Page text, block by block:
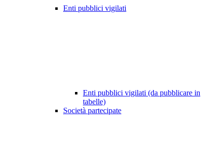
Enti pubblici vigilati
Enti pubblici vigilati (da pubblicare in
tabelle)
Società partecipate